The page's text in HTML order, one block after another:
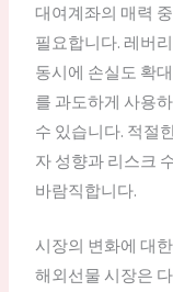
대여계좌의 매력
필요합니다. 레버
동시에 손실도 확
를 과도하게 사용
수 있습니다. 적절
자 성향과 리스크
바람직합니다.
시장의 변화에 대
해외선물 시장은